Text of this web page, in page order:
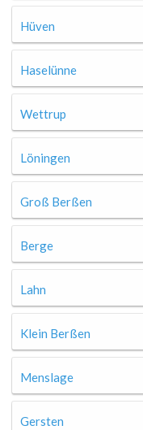
Hüven
Haselünne
Wettrup
Löningen
Groß Berßen
Berge
Lahn
Klein Berßen
Menslage
Gersten